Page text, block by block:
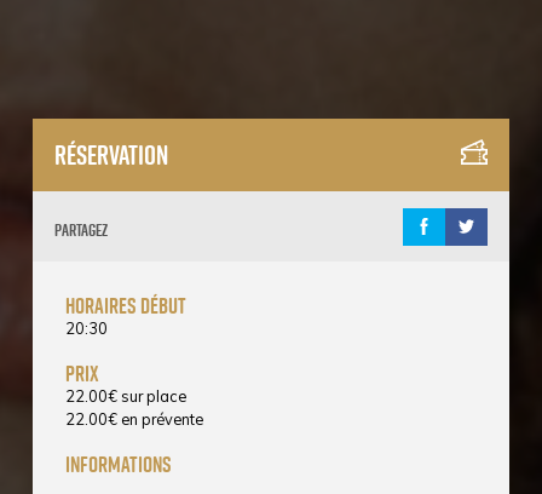
Réservation
Partagez
horaires début
20:30
prix
22.00€ sur place
22.00€ en prévente
informations